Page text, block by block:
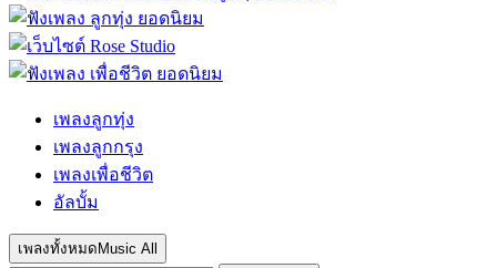
เพลงลูกทุ่ง
เพลงลูกกรุง
เพลงเพื่อชีวิต
อัลบั้ม
เพลงทั้งหมด Music All